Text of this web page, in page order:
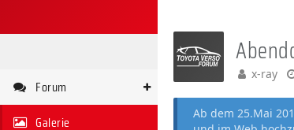
Forum
Galerie
x-ray
Ab dem 25.Mai